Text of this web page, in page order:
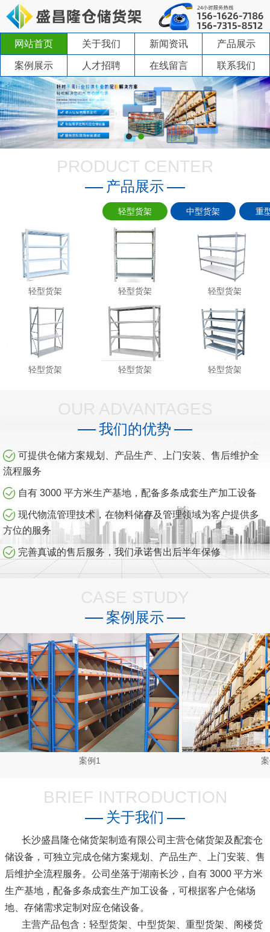
网站首页 关于我们 新闻资讯 产品展示
案例展示 人才招聘 在线留言 联系我们
PRODUCT CENTER
产品展示
轻型货架 中型货架 重
轻型货架 轻型货架 轻型货架
轻型货架 轻型货架 轻型货架
我们的优势
可提供仓储方案规划、产品生产、上门安装、售后维护全
流程服务
自有 3000 平方米生产基地，配备多条成套生产加工设备
现代物流管理技术，在物料储存及管理领域为客户提供多
方位的服务
完善真诚的售后服务，我们承诺售出后半年保修
CASE STUDY
案例展示
案例1
BRIEF INTRODUCTION
关于我们
长沙盛昌隆仓储货架制造有限公司主营仓储货架及配套仓
储设备，可独立完成仓储方案规划、产品生产、上门安装、售
后维护全流程服务。公司坐落于湖南长沙，自有 3000 平方米
生产基地，配备多条成套生产加工设备，可根据客户仓储场
地、存储需求定制对应仓储设备。
主营产品包含：轻型货架、中型货架、重型货架、阁楼货